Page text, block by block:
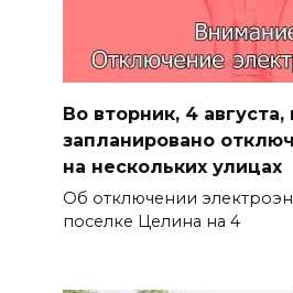
Во вторник, 4
запланировано
на нескольких улицах
Об отключении
поселке Целина на 4